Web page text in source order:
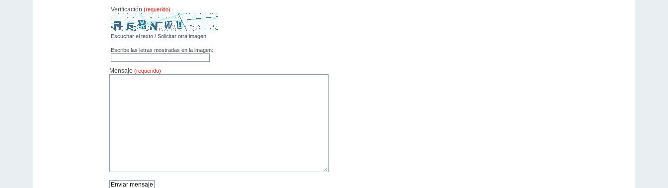
Verificación(requerido)
Escuchar el texto /Solicitar otra imagen
Escribe las letras mostradas en la imagen:
Mensaje(requerido)